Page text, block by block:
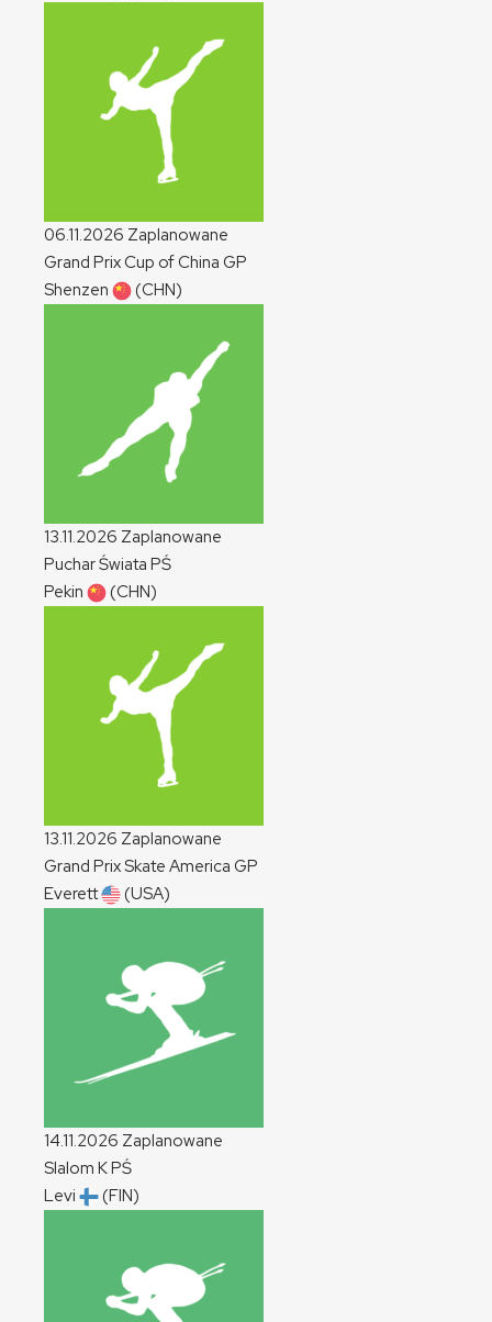
06.11.2026 Zaplanowane
Grand Prix Cup of China GP
Shenzen
(CHN)
13.11.2026 Zaplanowane
Puchar Świata PŚ
Pekin
(CHN)
13.11.2026 Zaplanowane
Grand Prix Skate America GP
Everett
(USA)
14.11.2026 Zaplanowane
Slalom KPŚ
Levi
(FIN)